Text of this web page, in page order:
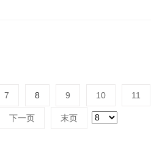
7 8 9 10 11
下一页 末页